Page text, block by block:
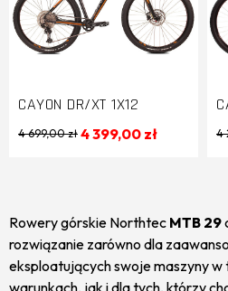
CAYON DR/XT 1X12
4 699,00 zł 4 399,00 zł 4
Rowery górskie Northtec MTB 29
rozwiązanie zarówno dla
eksploatujących swoje maszyny